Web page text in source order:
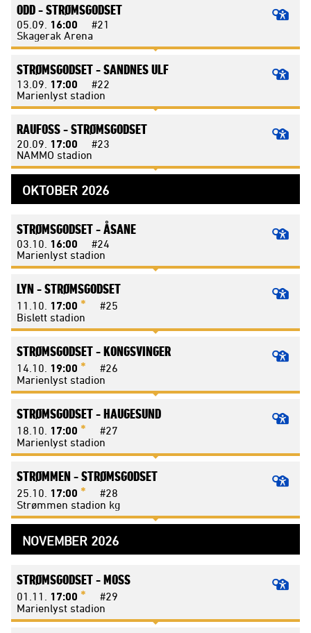
ODD -STRØMSGODSET
05.09. 16:00
#21
Skagerak Arena
STRØMSGODSET -SANDNES ULF
13.09. 17:00
#22
Marienlyst stadion
RAUFOSS -STRØMSGODSET
20.09. 17:00
#23
NAMMO stadion
OKTOBER 2026
STRØMSGODSET -ÅSANE
03.10. 16:00
#24
Marienlyst stadion
LYN -STRØMSGODSET
11.10. 17:00 *
#25
Bislett stadion
STRØMSGODSET -KONGSVINGER
14.10. 19:00 *
#26
Marienlyst stadion
STRØMSGODSET -HAUGESUND
18.10. 17:00 *
#27
Marienlyst stadion
STRØMMEN -STRØMSGODSET
25.10. 17:00 *
#28
Strømmen stadion kg
NOVEMBER 2026
STRØMSGODSET -MOSS
01.11. 17:00 *
#29
Marienlyst stadion